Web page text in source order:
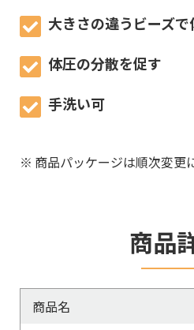
大きさの違うビーズ
体圧の分散を促す
手洗い可
※ 商品パッケージは順次変更
商品
商品名